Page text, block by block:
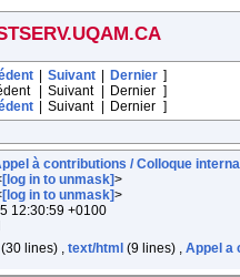
Suivant Dernier ]
Suivant Dernier ]
Suivant Dernier ]
à contributions / Colloque
[log in to unmask]>
[log in to unmask]>
12:30:59 +0100
(30 lines) , text/html (9 lines) , Appel a